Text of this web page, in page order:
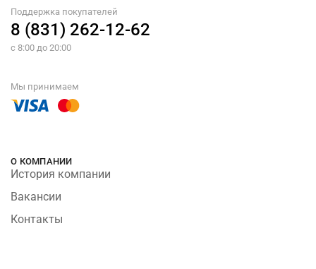
Поддержка покупателей
8 (831) 262-12-62
с 8:00 до 20:00
Мы принимаем
О КОМПАНИИ
История компании
Вакансии
Контакты